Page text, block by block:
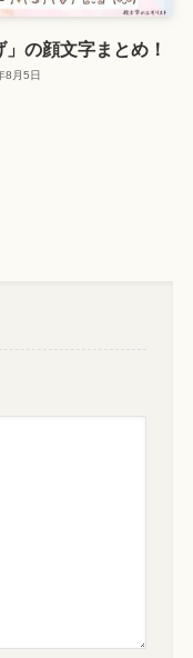
」の顔文字まとめ！
8月5日